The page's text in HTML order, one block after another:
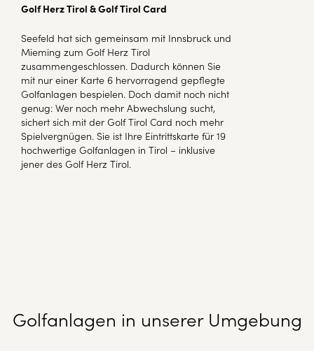
Golf Herz Tirol & Golf Tirol Card
Seefeld hat sich gemeinsam mit Innsbruck und
Mieming zum Golf Herz Tirol
zusammengeschlossen. Dadurch können Sie
mit nur einer Karte 6 hervorragend gepflegte
Golfanlagen bespielen. Doch damit noch nicht
genug: Wer noch mehr Abwechslung sucht,
sichert sich mit der Golf Tirol Card noch mehr
Spielvergnügen. Sie ist Ihre Eintrittskarte für 19
hochwertige Golfanlagen in Tirol – inklusive
jener des Golf Herz Tirol.
Golfanlagen in unserer Umgebung